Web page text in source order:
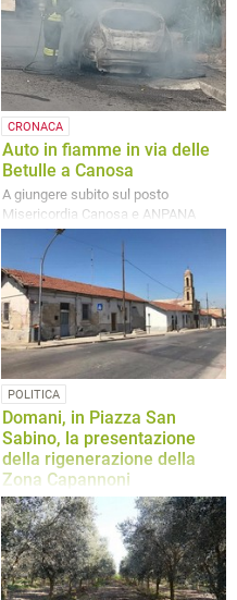
Canosa, dott. Vito Malcangio e
l’Arch. Mauro Iacoviello
CRONACA
Auto in fiamme in via delle
Betulle a Canosa
A giungere subito sul posto
Misericordia Canosa e ANPANA
Canosa
POLITICA
Domani, in Piazza San
Sabino, la presentazione
della rigenerazione della
Zona Capannoni
Ad intervenire saranno il Sindaco di
Canosa, dott. Vito Malcangio, l’Arch.
Mauro Iacoviello e l’Arch. Fabio
Lovaglio